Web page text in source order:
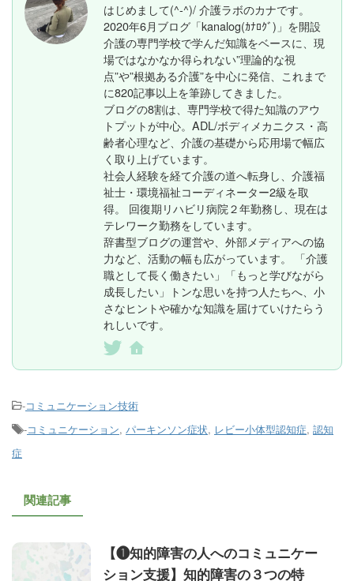
はじめまして(^-^)/ 介護ラボのカナです。
2020年6月ブログ「kanalog(ｶﾅﾛｸﾞ)」を開設
介護の専門学校で学んだ知識をベースに、現
場ではなかなか得られない”理論的な視
点”や”根拠ある介護”を中心に発信、これまで
に820記事以上を筆跡してきました。
ブログの8割は、専門学校で得た知識のアウ
トプットが中心。ADL/ボディメカニクス・高
齢者心理など、介護の基礎から応用場で幅広
く取り上げています。
社会人経験を経て介護の道へ転身し、介護福
祉士・環境福祉コーディネーター2級を取
得。 回復期リハビリ病院２年勤務し、現在は
テレワーク勤務をしています。
辞書型ブログの運営や、外部メディアへの協
力など、活動の幅も広がっています。 「介護
職として長く働きたい」「もっと学びながら
成長したい」トンな思いを持つ人たちへ、小
さなヒントや確かな知識を届けていけたらう
れしいです。
-コミュニケーション技術
-コミュニケーション, パーキンソン症状, レビー小体型認知症, 認知
症
関連記事
【❶知的障害の人へのコミュニケー
ション支援】知的障害の３つの特